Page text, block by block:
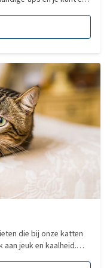
klachten veroorzaken.
ook in de omgeving
om hier ook
die bij onze katten
aan jeuk en kaalheid.